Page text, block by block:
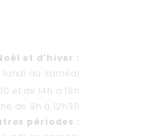
et d'hiver :
lundi au samedi
et de 14h à 18h
de 9h à 12h30
périodes :